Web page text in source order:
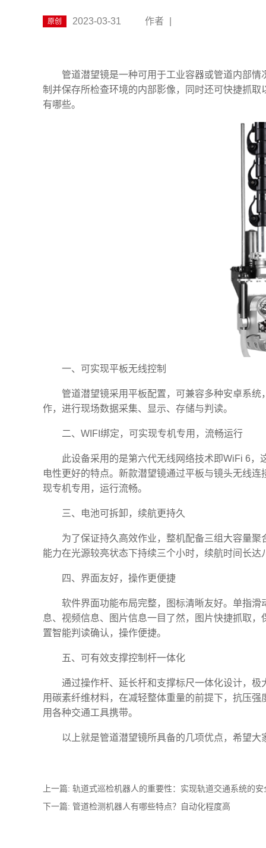
原创 2023-03-31 作者
管道潜望镜是一种可用于工业容器或管道内部
制并保存所检查环境的内部影像，同时还可快捷抓
有哪些。
一、可实现平板无线控制
管道潜望镜‍采用平板配置，可兼容多种安卓系
作，进行现场数据采集、显示、存储与判读。
二、WIFI绑定，可实现专机专用，流畅运行
此设备采用的是第六代无线网络技术即WiFi 6
电性更好的特点。新款潜望镜通过平板与镜头无线
现专机专用，运行流畅。
三、电池可拆卸，续航更持久
为了保证持久高效作业，整机配备三组大容量
能力在光源较亮状态下持续三个小时，续航时间长
四、界面友好，操作更便捷
软件界面功能布局完整，图标清晰友好。单指
息、视频信息、图片信息一目了然，图片快捷抓取
置智能判读确认，操作便捷。
五、可有效支撑控制杆一体化
通过操作杆、延长杆和支撑标尺一体化设计，
用碳素纤维材料，在减轻整体重量的前提下，抗压
用各种交通工具携带。
以上就是管道潜望镜‍所具备的几项优点，希望
上一篇: 轨道式巡检机器人的重要性：实现轨道交通系统的
下一篇: 管道检测机器人‍有哪些特点？自动化程度高